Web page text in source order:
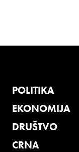
POLITIKA
EKONOMIJA
DRUŠTVO
CRNA